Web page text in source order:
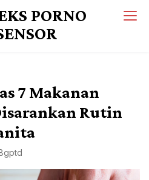
PORNO
7 Makanan
Rutin